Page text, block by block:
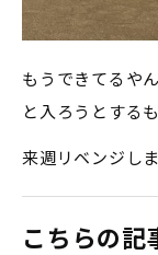
もうできてるや
と入ろうとする
来週リベンジし
こちらの記